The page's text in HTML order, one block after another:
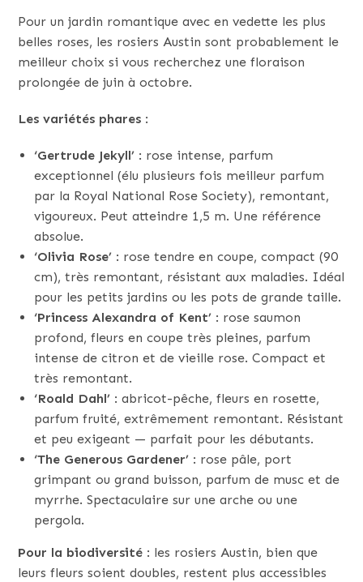
Pour un jardin romantique avec en vedette les plus
belles roses, les rosiers Austin sont probablement le
meilleur choix si vous recherchez une floraison
prolongée de juin à octobre.
Les variétés phares :
‘Gertrude Jekyll’ : rose intense, parfum
exceptionnel (élu plusieurs fois meilleur parfum
par la Royal National Rose Society), remontant,
vigoureux. Peut atteindre 1,5 m. Une référence
absolue.
‘Olivia Rose’ : rose tendre en coupe, compact (90
cm), très remontant, résistant aux maladies. Idéal
pour les petits jardins ou les pots de grande taille.
‘Princess Alexandra of Kent’ : rose saumon
profond, fleurs en coupe très pleines, parfum
intense de citron et de vieille rose. Compact et
très remontant.
‘Roald Dahl’ : abricot-pêche, fleurs en rosette,
parfum fruité, extrêmement remontant. Résistant
et peu exigeant — parfait pour les débutants.
‘The Generous Gardener’ : rose pâle, port
grimpant ou grand buisson, parfum de musc et de
myrrhe. Spectaculaire sur une arche ou une
pergola.
Pour la biodiversité : les rosiers Austin, bien que
leurs fleurs soient doubles, restent plus accessibles